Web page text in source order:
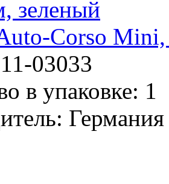
Corso
11-03033
в упаковке: 1
Германия